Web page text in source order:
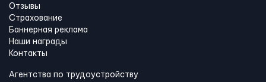
Отзывы
Страхование
Баннерная реклама
Наши награды
Контакты
Агентства по трудоустройству